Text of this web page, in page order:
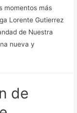
momentos más
Lorente Gutierrez
de Nuestra
nueva y
de